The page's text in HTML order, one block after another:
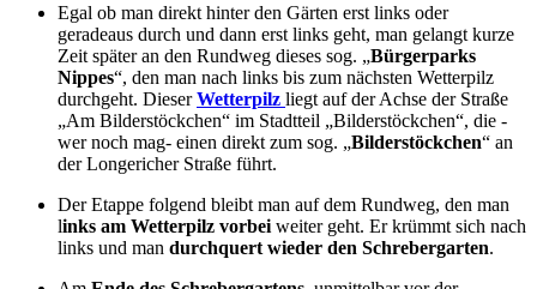
Egal ob man direkt hinter den Gärten erst links oder
geradeaus durch und dann erst links geht, man gelangt kurze
Zeit später an den Rundweg dieses sog. „Bürgerparks
Nippes“, den man nach links bis zum nächsten Wetterpilz
durchgeht. DieserWetterpilz liegt auf der Achse der Straße
„Am Bilderstöckchen“ im Stadtteil „Bilderstöckchen“, die -
wer noch mag- einen direkt zum sog. „Bilderstöckchen“ an
der Longericher Straße führt.
Der Etappe folgend bleibt man auf dem Rundweg, den man
links am Wetterpilz vorbei weiter geht. Er krümmt sich nach
links und man durchquert wieder den Schrebergarten.